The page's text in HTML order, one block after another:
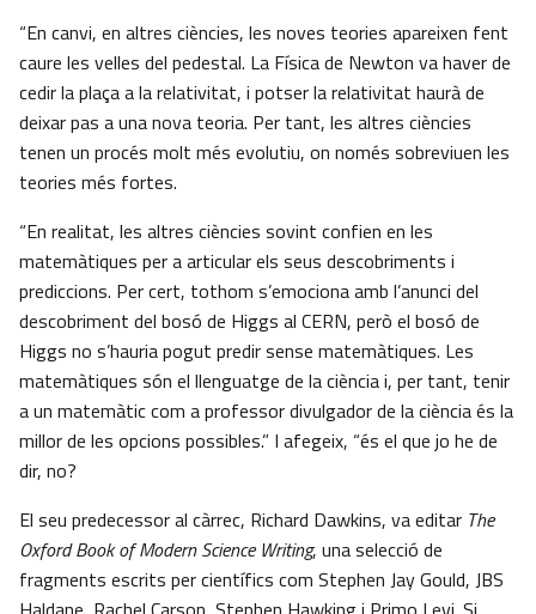
“En canvi, en altres ciències, les noves teories apareixen fent
caure les velles del pedestal. La Física de Newton va haver de
cedir la plaça a la relativitat, i potser la relativitat haurà de
deixar pas a una nova teoria. Per tant, les altres ciències
tenen un procés molt més evolutiu, on només sobreviuen les
teories més fortes.
“En realitat, les altres ciències sovint confien en les
matemàtiques per a articular els seus descobriments i
prediccions. Per cert, tothom s’emociona amb l’anunci del
descobriment del bosó de Higgs al CERN, però el bosó de
Higgs no s’hauria pogut predir sense matemàtiques. Les
matemàtiques són el llenguatge de la ciència i, per tant, tenir
a un matemàtic com a professor divulgador de la ciència és la
millor de les opcions possibles.” I afegeix, “és el que jo he de
dir, no?
El seu predecessor al càrrec, Richard Dawkins, va editar The
Oxford Book of Modern Science Writing, una selecció de
fragments escrits per científics com Stephen Jay Gould, JBS